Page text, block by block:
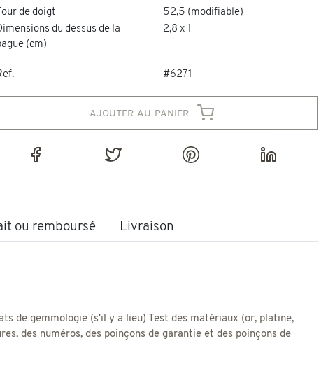
Tour de doigt
52,5 (modifiable)
du dessus de la
(cm)
2,8 x 1
#6271
ajouter au panier
ou remboursé Livraison
de gemmologie (s'il y a lieu) Test des matériaux (or, platine,
des numéros, des poinçons de garantie et des poinçons de